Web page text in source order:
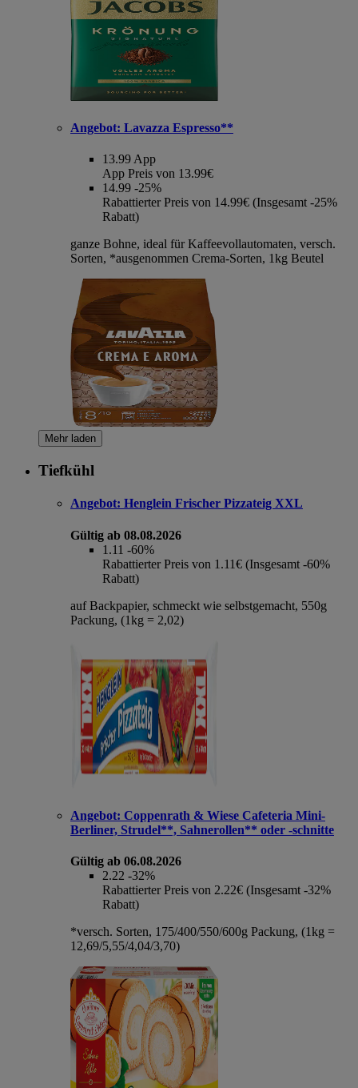
Angebot: Lavazza Espresso**
13.99 App
App Preis von 13.99€
14.99 -25%
Rabattierter Preis von 14.99€ (Insgesamt -25%
Rabatt)
ganze Bohne, ideal für Kaffeevollautomaten, versch.
Sorten, *ausgenommen Crema-Sorten, 1kg Beutel
Mehr laden
Tiefkühl
Angebot: Henglein Frischer Pizzateig XXL
Gültig ab 08.08.2026
1.11 -60%
Rabattierter Preis von 1.11€ (Insgesamt -60%
Rabatt)
auf Backpapier, schmeckt wie selbstgemacht, 550g
Packung, (1kg = 2,02)
Angebot: Coppenrath & Wiese Cafeteria Mini-
Berliner, Strudel**, Sahnerollen** oder -schnitte
Gültig ab 06.08.2026
2.22 -32%
Rabattierter Preis von 2.22€ (Insgesamt -32%
Rabatt)
*versch. Sorten, 175/400/550/600g Packung, (1kg =
12,69/5,55/4,04/3,70)